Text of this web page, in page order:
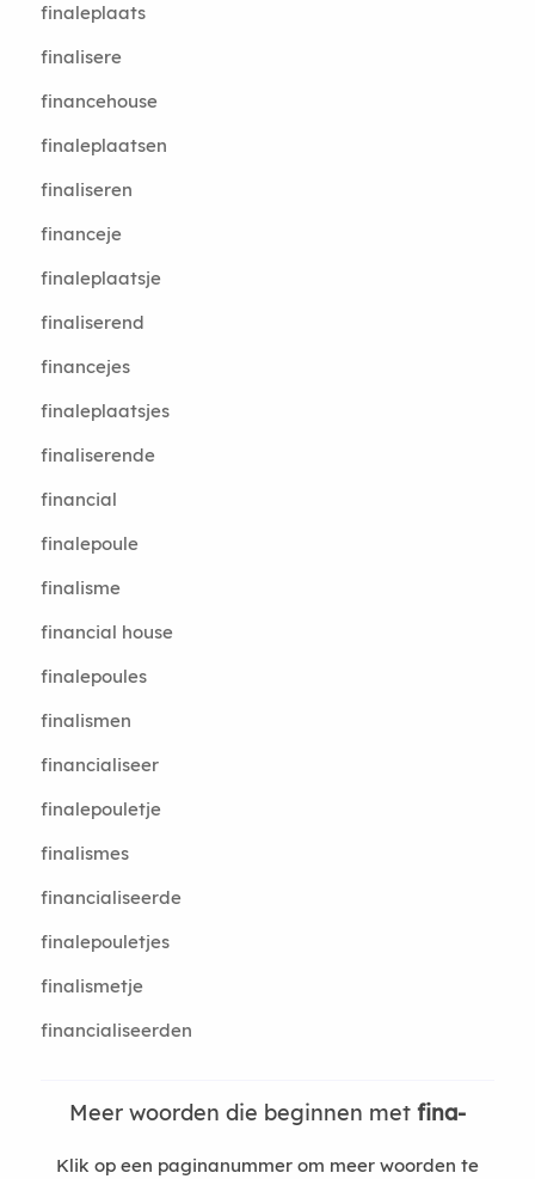
finaleplaats
finalisere
financehouse
finaleplaatsen
finaliseren
financeje
finaleplaatsje
finaliserend
financejes
finaleplaatsjes
finaliserende
financial
finalepoule
finalisme
financial house
finalepoules
finalismen
financialiseer
finalepouletje
finalismes
financialiseerde
finalepouletjes
finalismetje
financialiseerden
Meer woorden die beginnen met fina-
Klik op een paginanummer om meer woorden te